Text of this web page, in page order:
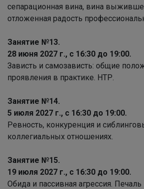
сепарационная вина, вина
отложенная радость
Занятие №13.
28 июня 2027 г., с 16:30 до 19:00.
Зависть и самозависть: общие
проявления в практике. НТР.
Занятие №14.
5 июля 2027 г., с 16:30 до 19:00.
Ревность, конкуренция и
коллегиальных отношениях.
Занятие №15.
19 июля 2027 г., с 16:30 до 19:00.
Обида и пассивная агрессия. Печаль